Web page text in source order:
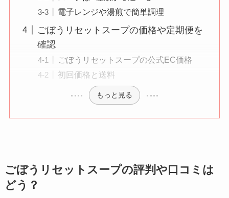
電子レンジや湯煎で簡単調理
ごぼうリセットスープの価格や定期便を
確認
ごぼうリセットスープの公式EC価格
初回価格と送料
もっと見る
ごぼうリセットスープの評判や口コミは
どう？